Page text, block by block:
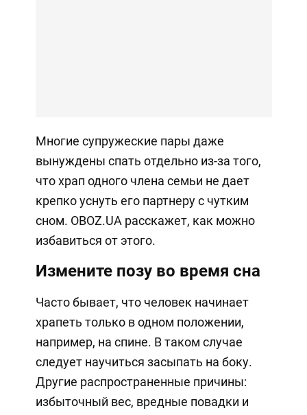
Многие супружеские пары даже
вынуждены спать отдельно из-за того,
что храп одного члена семьи не дает
крепко уснуть его партнеру с чутким
сном. OBOZ.UA расскажет, как можно
избавиться от этого.
Измените позу во время сна
Часто бывает, что человек начинает
храпеть только в одном положении,
например, на спине. В таком случае
следует научиться засыпать на боку.
Другие распространенные причины:
избыточный вес, вредные повадки и